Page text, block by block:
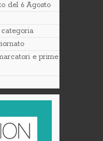
del 6 Agosto
e prime